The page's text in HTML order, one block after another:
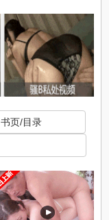
书页/目录